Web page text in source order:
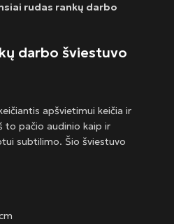
rudas rankų darbo
darbo šviestuvo
apšvietimui keičia ir
to pačio audinio kaip ir
subtilimo. Šio šviestuvo